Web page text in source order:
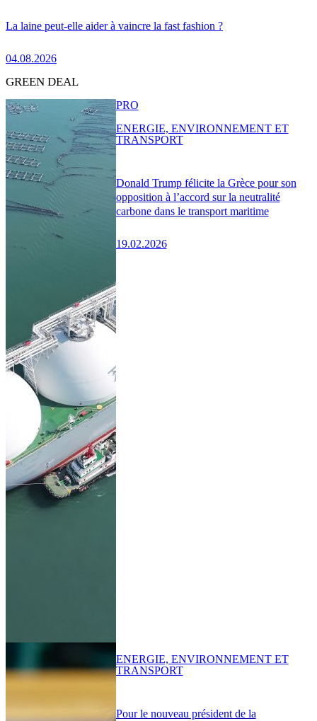
La laine peut-elle aider à vaincre la fast fashion ?
04.08.2026
GREEN DEAL
Donald Trump félicite la Grèce pour son
opposition à l’accord sur la neutralité
carbone dans le transport maritime
19.02.2026
PRO
ENERGIE, ENVIRONNEMENT ET
TRANSPORT
Pour le nouveau président de la
ENERGIE, ENVIRONNEMENT ET
TRANSPORT